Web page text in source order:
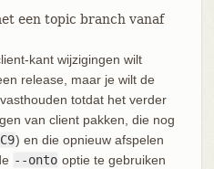
een topic branch vanaf
kant wijzigingen wilt
release, maar je wilt de
totdat het verder
van client pakken, die nog
C9) en die opnieuw afspelen
--onto optie te gebruiken